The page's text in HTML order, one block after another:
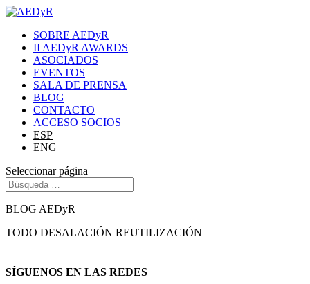
SOBRE AEDyR
II AEDyR AWARDS
ASOCIADOS
EVENTOS
SALA DE PRENSA
BLOG
CONTACTO
ACCESO SOCIOS
ESP
ENG
Seleccionar página
BLOG AEDyR
TODO DESALACIÓN REUTILIZACIÓN
SÍGUENOS EN LAS REDES